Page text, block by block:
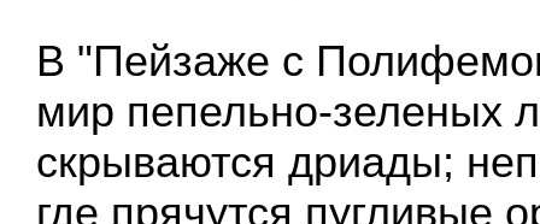
В "Пейзаже с
мир пепельно-зеленых
скрываются дриады;
где прячутся пугливые